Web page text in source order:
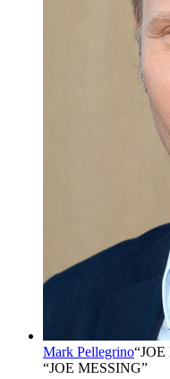
Mark Pellegrino“JOE
“JOE MESSING”